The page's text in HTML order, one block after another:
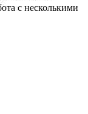
с несколькими